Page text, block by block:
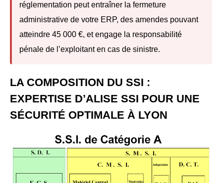
réglementation peut entraîner la fermeture
administrative de votre ERP, des amendes pouvant
atteindre 45 000 €, et engage la responsabilité
pénale de l’exploitant en cas de sinistre.
LA COMPOSITION DU SSI :
EXPERTISE D’ALISE SSI POUR UNE
SÉCURITÉ OPTIMALE À LYON